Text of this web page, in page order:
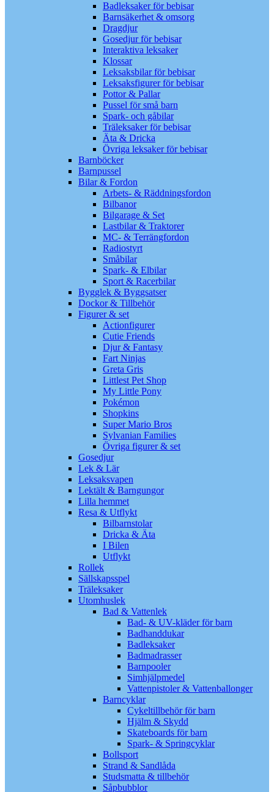
Badleksaker för bebisar
Barnsäkerhet & omsorg
Dragdjur
Gosedjur för bebisar
Interaktiva leksaker
Klossar
Leksaksbilar för bebisar
Leksaksfigurer för bebisar
Pottor & Pallar
Pussel för små barn
Spark- och gåbilar
Träleksaker för bebisar
Äta & Dricka
Övriga leksaker för bebisar
Barnböcker
Barnpussel
Bilar & Fordon
Arbets- & Räddningsfordon
Bilbanor
Bilgarage & Set
Lastbilar & Traktorer
MC- & Terrängfordon
Radiostyrt
Småbilar
Spark- & Elbilar
Sport & Racerbilar
Bygglek & Byggsatser
Dockor & Tillbehör
Figurer & set
Actionfigurer
Cutie Friends
Djur & Fantasy
Fart Ninjas
Greta Gris
Littlest Pet Shop
My Little Pony
Pokémon
Shopkins
Super Mario Bros
Sylvanian Families
Övriga figurer & set
Gosedjur
Lek & Lär
Leksaksvapen
Lektält & Barngungor
Lilla hemmet
Resa & Utflykt
Bilbarnstolar
Dricka & Äta
I Bilen
Utflykt
Rollek
Sällskapsspel
Träleksaker
Utomhuslek
Bad & Vattenlek
Bad- & UV-kläder för barn
Badhanddukar
Badleksaker
Badmadrasser
Barnpooler
Simhjälpmedel
Vattenpistoler & Vattenballonger
Barncyklar
Cykeltillbehör för barn
Hjälm & Skydd
Skateboards för barn
Spark- & Springcyklar
Bollsport
Strand & Sandlåda
Studsmatta & tillbehör
Såpbubblor